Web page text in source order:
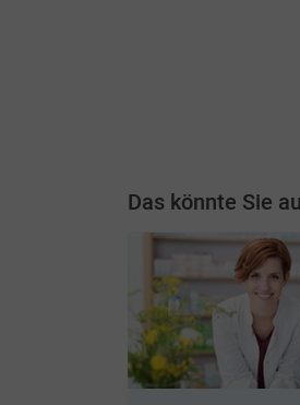
Das könnte Sie